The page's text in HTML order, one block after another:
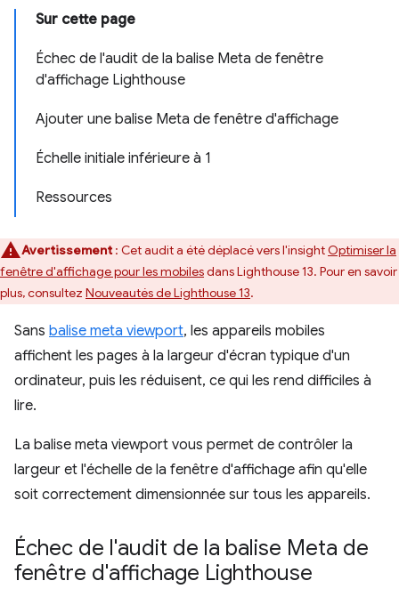
Sur cette page
Échec de l'audit de la balise Meta de fenêtre
d'affichage Lighthouse
Ajouter une balise Meta de fenêtre d'affichage
Échelle initiale inférieure à 1
Ressources
Avertissement: Cet audit a été déplacé vers l'insightOptimiser la
fenêtre d'affichage pour les mobilesdans Lighthouse 13. Pour en savoir
plus, consultez Nouveautés de Lighthouse 13.
Sans balise meta viewport, les appareils mobiles
affichent les pages à la largeur d'écran typique d'un
ordinateur, puis les réduisent, ce qui les rend difficiles à
lire.
La balise meta viewport vous permet de contrôler la
largeur et l'échelle de la fenêtre d'affichage afin qu'elle
soit correctement dimensionnée sur tous les appareils.
Échec de l'audit de la balise Meta de
fenêtre d'affichage Lighthouse